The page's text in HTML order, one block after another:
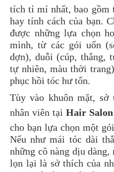
tích tỉ mỉ nhất, bao gồm
hay tính cách của bạn.
được những lựa chọn
mình, từ các gói uốn
dợn), duỗi (cúp, thẳng,
tự nhiên, màu thời
phục hồi tóc hư tổn.
Tùy vào khuôn mặt,
nhân viên tại Hair
cho bạn lựa chọn một
Nếu như mái tóc dài
những cô nàng dịu
lọn lại là sở thích của